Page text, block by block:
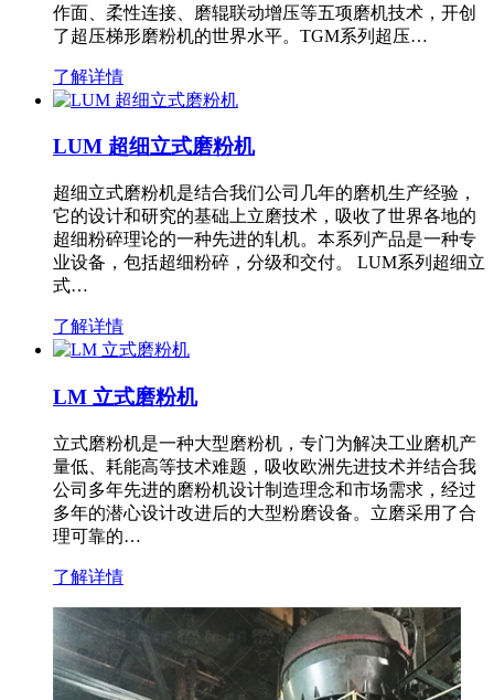
作面、柔性连接、磨辊联动增压等五项磨机技术，开创
了超压梯形磨粉机的世界水平。TGM系列超压…
了解详情
LUM 超细立式磨粉机
超细立式磨粉机是结合我们公司几年的磨机生产经验，
它的设计和研究的基础上立磨技术，吸收了世界各地的
超细粉碎理论的一种先进的轧机。本系列产品是一种专
业设备，包括超细粉碎，分级和交付。 LUM系列超细立
式…
了解详情
LM 立式磨粉机
立式磨粉机是一种大型磨粉机，专门为解决工业磨机产
量低、耗能高等技术难题，吸收欧洲先进技术并结合我
公司多年先进的磨粉机设计制造理念和市场需求，经过
多年的潜心设计改进后的大型粉磨设备。立磨采用了合
理可靠的…
了解详情